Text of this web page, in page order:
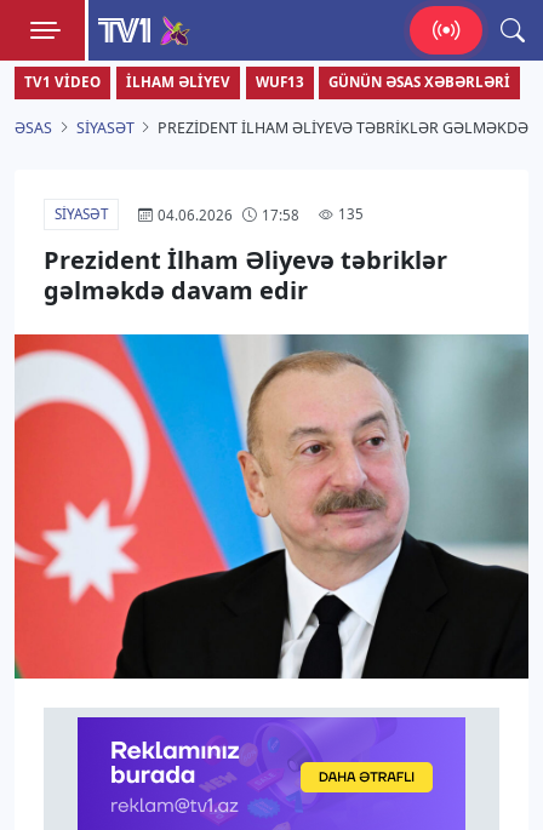
TV1
Zamanı bizimlə yaşa!
TV1 VIDEO İLHAM ƏLIYEV WUF13 GÜNÜN ƏSAS XƏBƏRLƏRI
ƏSAS SIYASƏT PREZIDENT İLHAM ƏLIYEVƏ TƏBRIKLƏR GƏLMƏKDƏ
SIYASƏT 04.06.2026 17:58 135
Prezident İlham Əliyevə təbriklər
gəlməkdə davam edir